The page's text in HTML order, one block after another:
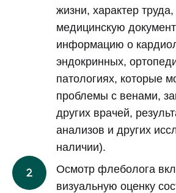
жизни, характер труда,
медицинскую
информацию о
эндокринных,
патологиях, которые
проблемы с венами,
других врачей,
анализов и других
наличии).
Осмотр флеболога
визуальную оценку